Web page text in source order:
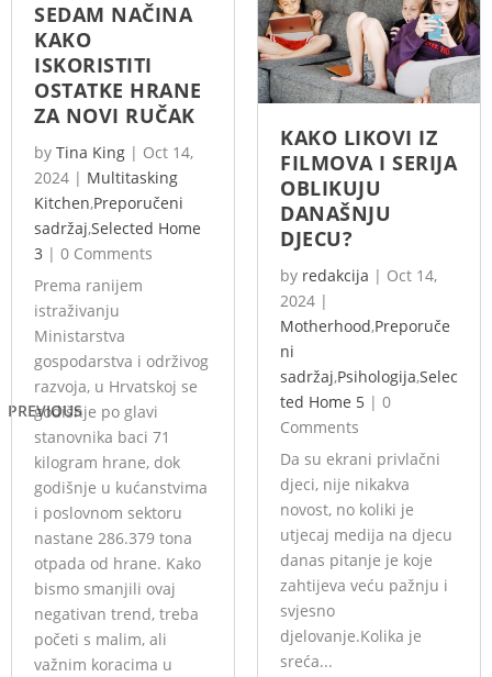
PREVIOUS
SEDAM NAČINA
KAKO
ISKORISTITI
OSTATKE HRANE
ZA NOVI RUČAK
by Tina King | Oct 14,
2024 | Multitasking
Kitchen,Preporučeni
sadržaj,Selected Home
3 | 0 Comments
Prema ranijem
istraživanju
Ministarstva
gospodarstva i održivog
razvoja, u Hrvatskoj se
godišnje po glavi
stanovnika baci 71
kilogram hrane, dok
godišnje u kućanstvima
i poslovnom sektoru
nastane 286.379 tona
otpada od hrane. Kako
bismo smanjili ovaj
negativan trend, treba
početi s malim, ali
važnim koracima u
KAKO LIKOVI IZ
FILMOVA I SERIJA
OBLIKUJU
DANAŠNJU
DJECU?
by redakcija | Oct 14,
2024 |
Motherhood,Preporuče
ni
sadržaj,Psihologija,Selec
ted Home 5 | 0
Comments
Da su ekrani privlačni
djeci, nije nikakva
novost, no koliki je
utjecaj medija na djecu
danas pitanje je koje
zahtijeva veću pažnju i
svjesno
djelovanje.Kolika je
sreća...